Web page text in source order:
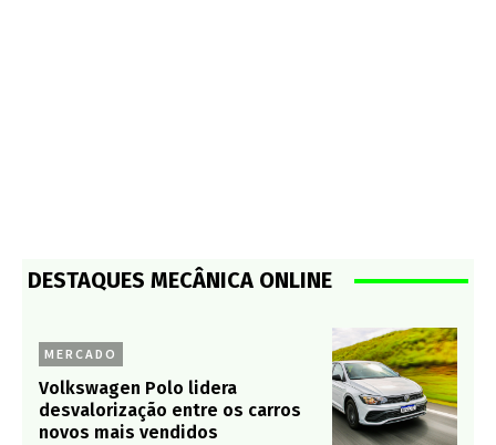
DESTAQUES MECÂNICA ONLINE
MERCADO
Volkswagen Polo lidera
desvalorização entre os carros
novos mais vendidos